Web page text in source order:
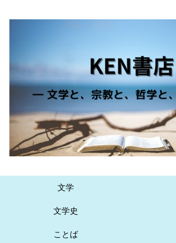
文学
文学史
ことば